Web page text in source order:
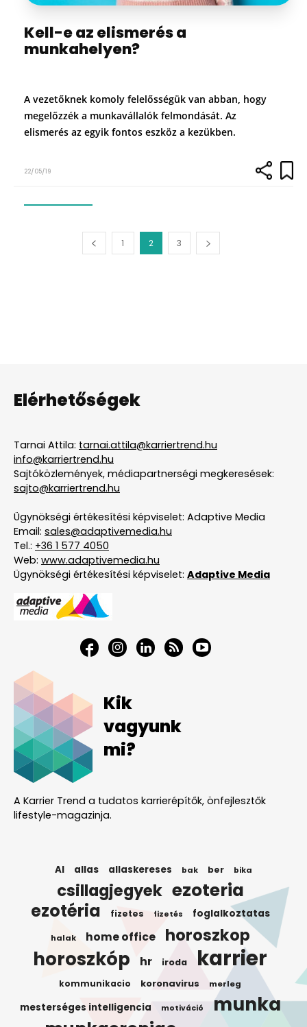
Kell-e az elismerés a
munkahelyen?
A vezetőknek komoly felelősségük van abban, hogy
megelőzzék a munkavállalók felmondását. Az
elismerés az egyik fontos eszköz a kezükben.
22/05/19
1 2 3
Elérhetőségek
Tarnai Attila: tarnai.attila@karriertrend.hu
info@karriertrend.hu
Sajtóközlemények, médiapartnerségi megkeresések:
sajto@karriertrend.hu
Ügynökségi értékesítési képviselet: Adaptive Media
Email: sales@adaptivemedia.hu
Tel.: +36 1 577 4050
Web: www.adaptivemedia.hu
Ügynökségi értékesítési képviselet: Adaptive Media
Kik
vagyunk
mi?
A Karrier Trend a tudatos karrierépítők, önfejlesztők
lifestyle-magazinja.
AI allas allaskereses bak ber bika
csillagjegyek ezoteria
ezotéria fizetes fizetés foglalkoztatas
halak home office horoszkop
horoszkóp hr iroda karrier
kommunikacio koronavirus merleg
mesterséges intelligencia motiváció munka